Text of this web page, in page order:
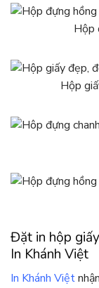
Hộp
Hộp
Đặt in hộp
In Khánh Việt
In Khánh Việt